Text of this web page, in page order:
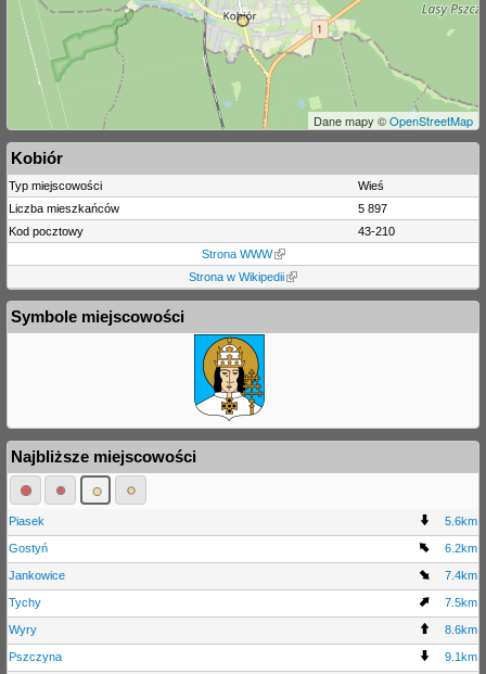
Dane mapy ©OpenStreetMap
Kobiór
Typ miejscowości
Wieś
Liczba mieszkańców
5 897
Kod pocztowy
43-210
Strona WWW
Strona w Wikipedii
Symbole miejscowości
Najbliższe miejscowości
Piasek 5.6km
Gostyń 6.2km
Jankowice 7.4km
Tychy 7.5km
Wyry 8.6km
Pszczyna 9.1km